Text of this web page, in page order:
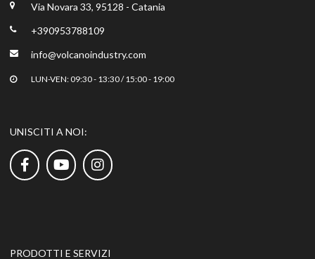
Via Novara 33, 95128 - Catania
+390953788109
info@volcanoindustry.com
LUN-VEN: 09:30 - 13:30 / 15:00 - 19:00
UNISCITI A NOI:
PRODOTTI E SERVIZI